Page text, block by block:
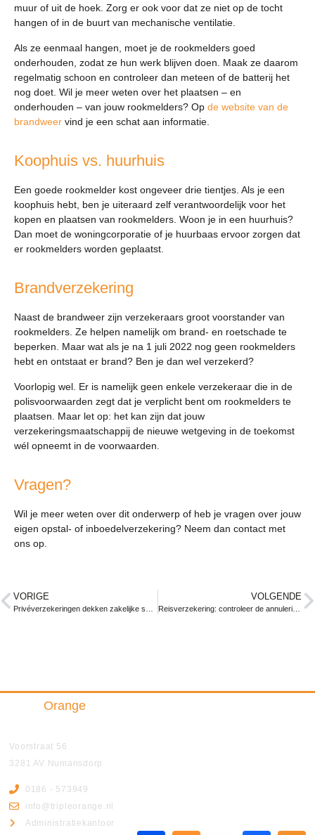
muur of uit de hoek. Zorg er ook voor dat ze niet op de tocht
hangen of in de buurt van mechanische ventilatie.
Als ze eenmaal hangen, moet je de rookmelders goed
onderhouden, zodat ze hun werk blijven doen. Maak ze daarom
regelmatig schoon en controleer dan meteen of de batterij het
nog doet. Wil je meer weten over het plaatsen – en
onderhouden – van jouw rookmelders? Op de website van de
brandweer vind je een schat aan informatie.
Koophuis vs. huurhuis
Een goede rookmelder kost ongeveer drie tientjes. Als je een
koophuis hebt, ben je uiteraard zelf verantwoordelijk voor het
kopen en plaatsen van rookmelders. Woon je in een huurhuis?
Dan moet de woningcorporatie of je huurbaas ervoor zorgen dat
er rookmelders worden geplaatst.
Brandverzekering
Naast de brandweer zijn verzekeraars groot voorstander van
rookmelders. Ze helpen namelijk om brand- en roetschade te
beperken. Maar wat als je na 1 juli 2022 nog geen rookmelders
hebt en ontstaat er brand? Ben je dan wel verzekerd?
Voorlopig wel. Er is namelijk geen enkele verzekeraar die in de
polisvoorwaarden zegt dat je verplicht bent om rookmelders te
plaatsen. Maar let op: het kan zijn dat jouw
verzekeringsmaatschappij de nieuwe wetgeving in de toekomst
wél opneemt in de voorwaarden.
Vragen?
Wil je meer weten over dit onderwerp of heb je vragen over jouw
eigen opstal- of inboedelverzekering? Neem dan contact met
ons op.
VORIGE VOLGENDE
Reisverzekering: controleer de annuleringsvoorwaarden goed!
Orange
Voorstraat 56
3281 AV Numansdorp
0186 - 573949
info@tripleorange.nl
Administratiekantoor